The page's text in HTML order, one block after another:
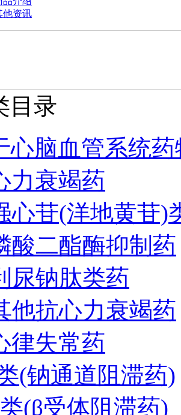
他资讯
目录
心脑血管系统药
力衰竭药
心苷(洋地黄苷)
酸二酯酶抑制药
尿钠肽类药
他抗心力衰竭药
律失常药
(钠通道阻滞药)
(β受体阻滞药)